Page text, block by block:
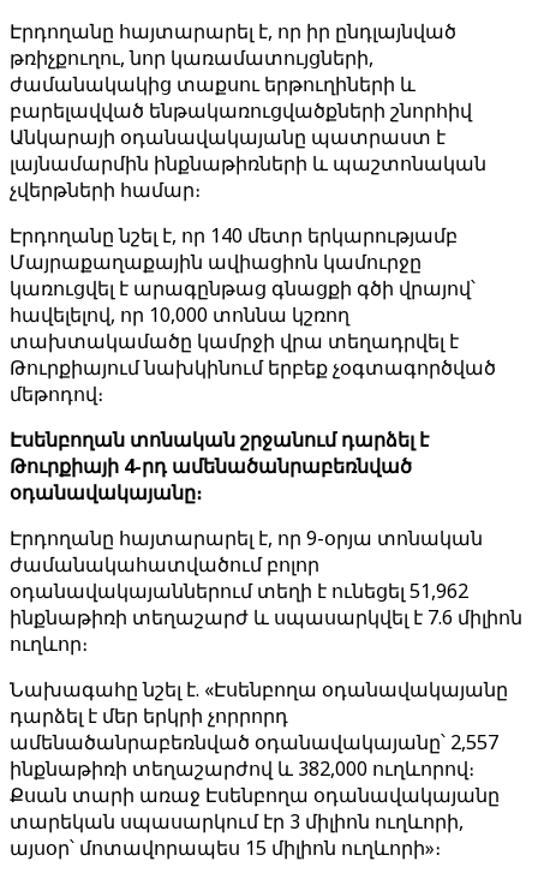
Էրդողանը հայտարարել է, որ իր ընդլայնված
թռիչքուղու, նոր կառամատույցների,
ժամանակակից տաքսու երթուղիների և
բարելավված ենթակառուցվածքների շնորհիվ
Անկարայի օդանավակայանը պատրաստ է
լայնամարմին ինքնաթիռների և պաշտոնական
չվերթների համար։
Էրդողանը նշել է, որ 140 մետր երկարությամբ
Մայրաքաղաքային ավիացիոն կամուրջը
կառուցվել է արագընթաց գնացքի գծի վրայով՝
հավելելով, որ 10,000 տոննա կշռող
տախտակամածը կամրջի վրա տեղադրվել է
Թուրքիայում նախկինում երբեք չօգտագործված
մեթոդով։
Էսենբողան տոնական շրջանում դարձել է
Թուրքիայի 4-րդ ամենածանրաբեռնված
օդանավակայանը։
Էրդողանը հայտարարել է, որ 9-օրյա տոնական
ժամանակահատվածում բոլոր
օդանավակայաններում տեղի է ունեցել 51,962
ինքնաթիռի տեղաշարժ և սպասարկվել է 7.6 միլիոն
ուղևոր։
Նախագահը նշել է. «Էսենբողա օդանավակայանը
դարձել է մեր երկրի չորրորդ
ամենածանրաբեռնված օդանավակայանը՝ 2,557
ինքնաթիռի տեղաշարժով և 382,000 ուղևորով։
Քսան տարի առաջ Էսենբողա օդանավակայանը
տարեկան սպասարկում էր 3 միլիոն ուղևորի,
այսօր՝ մոտավորապես 15 միլիոն ուղևորի»։